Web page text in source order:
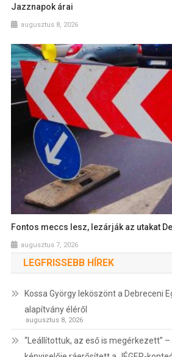
Jazznapok árai
augusztus 8, 2026
Fontos meccs lesz, lezárják az utakat
augusztus 7, 2026
LEGFRISSEBB HÍREK
Kossa György leköszönt a Debreceni
alapítvány éléről
augusztus 8, 2026
“Leállítottuk, az eső is megérkezett”